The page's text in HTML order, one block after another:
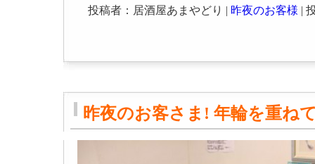
投稿者：居酒屋あまやどり | 昨夜のお客様 |
昨夜のお客さま! 年輪を重ね